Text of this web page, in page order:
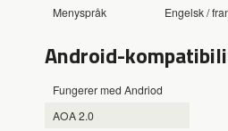
Menyspråk
Engelsk /
Android-
Fungerer med Andriod
AOA 2.0